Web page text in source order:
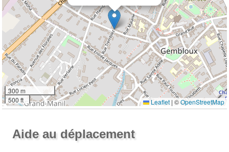
300 m
500 ft
Leaflet | ©OpenStreetMap
Aide au déplacement